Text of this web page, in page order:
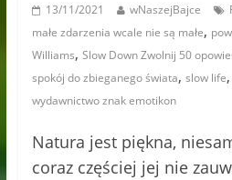
13/11/2021 wNaszejBajce
małe zdarzenia wcale nie są małe,
Williams, Slow Down Zwolnij 50
spokój do zbieganego świata, slow life,
wydawnictwo znak emotikon
Natura jest piękna,
coraz częściej jej nie